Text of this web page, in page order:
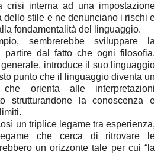
crisi interna ad una impostazione
dello stile e ne denunciano i rischi e
fondamentalità del linguaggio.
sembrerebbe sviluppare la
dal fatto che ogni filosofia,
introduce il suo linguaggio
punto che il linguaggio diventa un
che orienta alle interpretazioni
strutturandone la conoscenza e
un triplice legame tra esperienza,
che cerca di ritrovare le
un orizzonte tale per cui “la